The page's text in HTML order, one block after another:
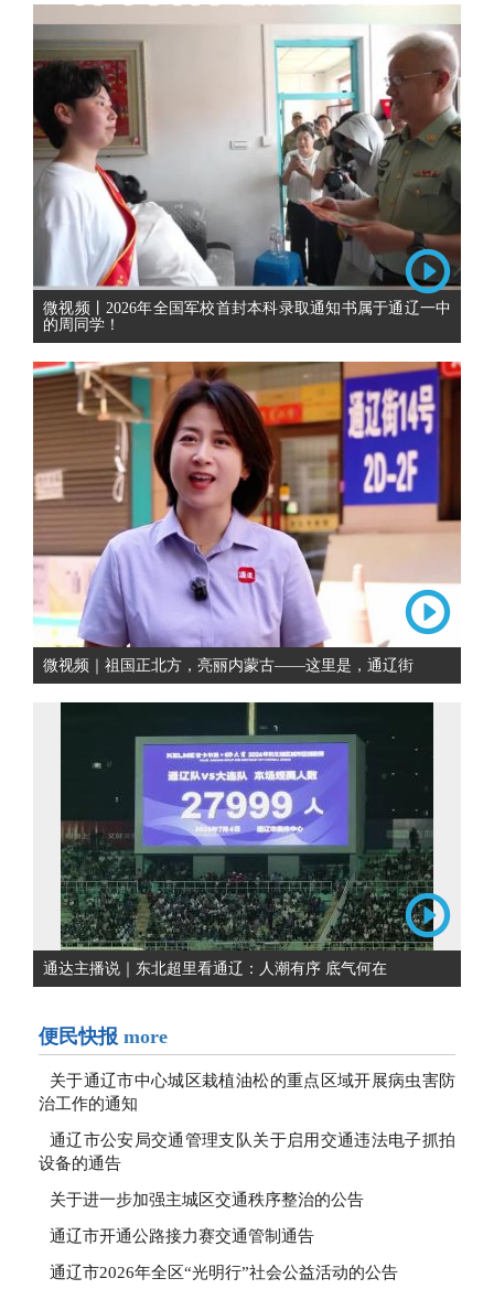
微视频丨2026年全国军校首封本科录取通知书属于通辽一中
的周同学！
微视频｜祖国正北方，亮丽内蒙古——这里是，通辽街
通达主播说｜东北超里看通辽：人潮有序 底气何在
便民快报 more
关于通辽市中心城区栽植油松的重点区域开展病虫害防
治工作的通知
通辽市公安局交通管理支队关于启用交通违法电子抓拍
设备的通告
关于进一步加强主城区交通秩序整治的公告
通辽市开通公路接力赛交通管制通告
通辽市2026年全区“光明行”社会公益活动的公告